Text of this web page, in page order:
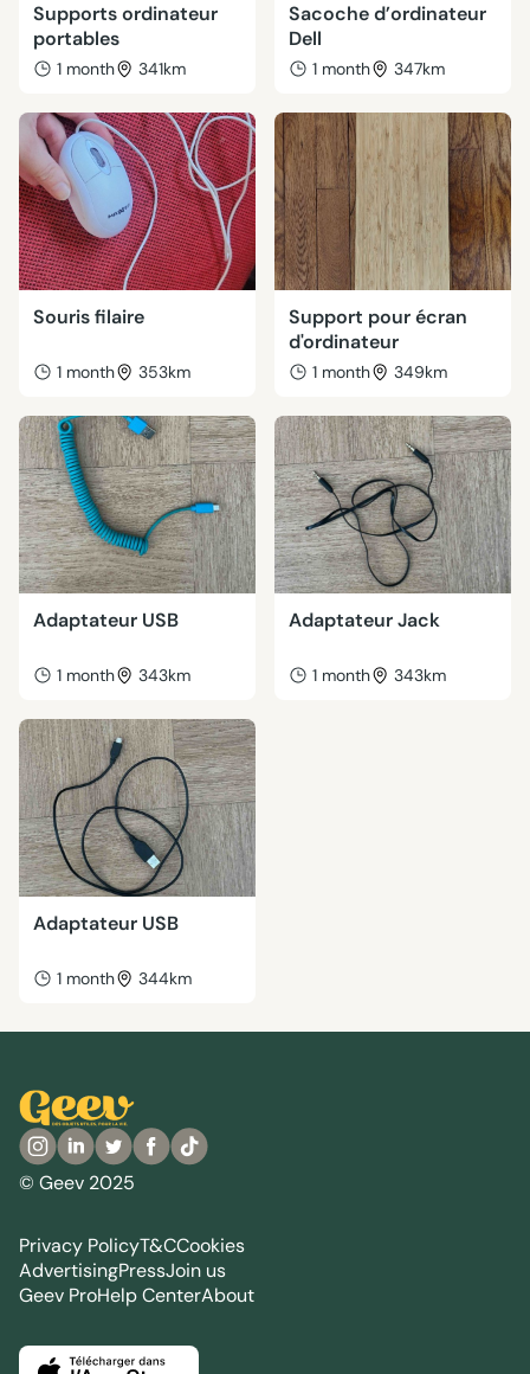
Supports ordinateur
portables
1 month 341km
Sacoche d’ordinateur
Dell
1 month 347km
Souris filaire
1 month 353km
Support pour écran
d'ordinateur
1 month 349km
Adaptateur USB
1 month 343km
Adaptateur Jack
1 month 343km
Adaptateur USB
1 month 344km
© Geev 2025
Privacy PolicyT&CCookies
AdvertisingPressJoin us
Geev ProHelp CenterAbout